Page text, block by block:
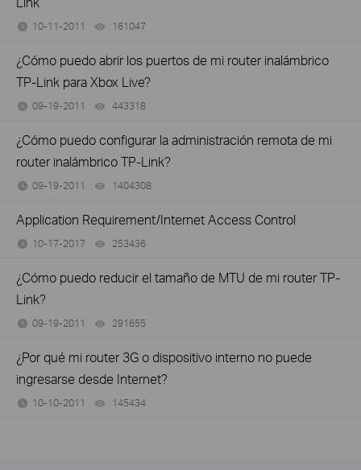
10-11-2011 161047
¿Cómo puedo abrir los puertos de mi router inalámbrico
TP-Link para Xbox Live?
09-19-2011 443318
¿Cómo puedo configurar la administración remota de mi
router inalámbrico TP-Link?
09-19-2011 1404308
Application Requirement/Internet Access Control
10-17-2017 253436
¿Cómo puedo reducir el tamaño de MTU de mi router TP-
Link?
09-19-2011 291655
¿Por qué mi router 3G o dispositivo interno no puede
ingresarse desde Internet?
10-10-2011 145434